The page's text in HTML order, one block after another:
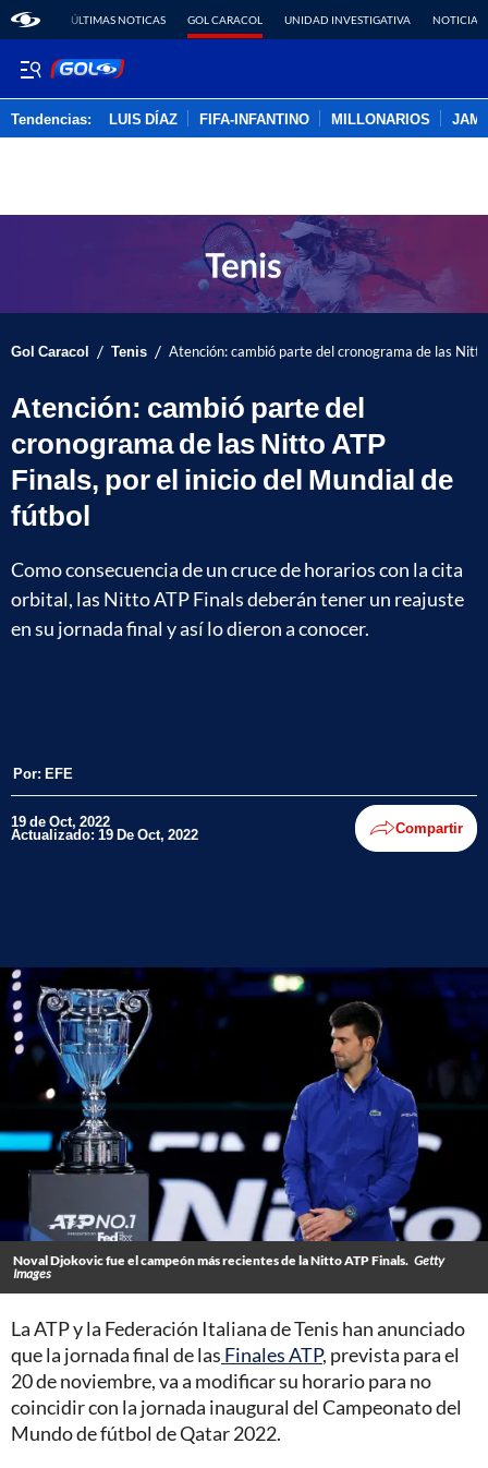
ÚLTIMAS NOTICAS GOL CARACOL UNIDAD INVESTIGATIVA NOTICIAS
Tendencias: LUIS DÍAZ FIFA-INFANTINO MILLONARIOS
Gol Caracol / Tenis / Atención: cambió parte del cronograma de las
Atención: cambió parte del
cronograma de las Nitto ATP
Finals, por el inicio del Mundial de
fútbol
Como consecuencia de un cruce de horarios con la cita
orbital, las Nitto ATP Finals deberán tener un reajuste
en su jornada final y así lo dieron a conocer.
Por: EFE
19 de Oct, 2022
Actualizado: 19 De Oct, 2022 Compartir
Noval Djokovic fue el campeón más recientes de la Nitto ATP Finals. Getty
Images
La ATP y la Federación Italiana de Tenis han anunciado
que la jornada final de las Finales ATP, prevista para el
20 de noviembre, va a modificar su horario para no
coincidir con la jornada inaugural del Campeonato del
Mundo de fútbol de Qatar 2022.